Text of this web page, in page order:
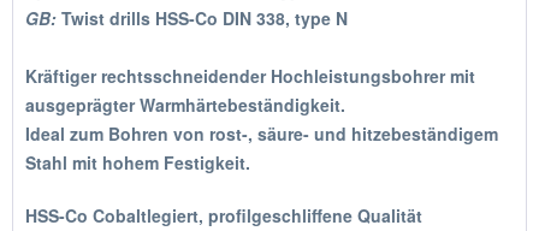
GB: Twist drills HSS-Co DIN 338, type N
Kräftiger rechtsschneidender Hochleistungsbohrer mit
ausgeprägter Warmhärtebeständigkeit.
Ideal zum Bohren von rost-, säure- und hitzebeständigem
Stahl mit hohem Festigkeit.
HSS-Co Cobaltlegiert, profilgeschliffene Qualität